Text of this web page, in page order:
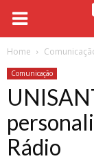
Home
Comunicação
Rádio